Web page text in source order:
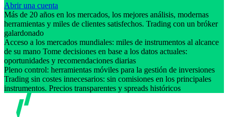
Abrir una cuenta
Más de 20 años en los mercados, los mejores análisis, modernas
herramientas y miles de clientes satisfechos. Trading con un bróker
galardonado
Acceso a los mercados mundiales: miles de instrumentos al alcance
de su mano Tome decisiones en base a los datos actuales:
oportunidades y recomendaciones diarias
Pleno control: herramientas móviles para la gestión de inversiones
Trading sin costes innecesarios: sin comisiones en los principales
instrumentos. Precios transparentes y spreads históricos